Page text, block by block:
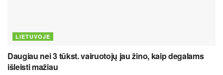
LIETUVOJE
Daugiau nei 3 tūkst. vairuotojų jau žino, kaip degalams
išleisti mažiau